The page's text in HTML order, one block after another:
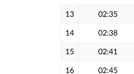
13 02:35
14 02:38
15 02:41
16 02:45